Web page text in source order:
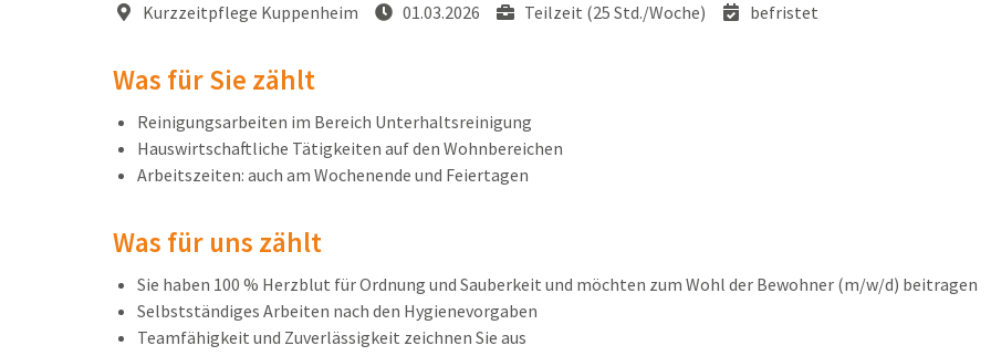
Kurzzeitpflege Kuppenheim 01.03.2026 Teilzeit (25 Std./Woche) befristet
Was für Sie zählt
Reinigungsarbeiten im Bereich Unterhaltsreinigung
Hauswirtschaftliche Tätigkeiten auf den Wohnbereichen
Arbeitszeiten: auch am Wochenende und Feiertagen
Was für uns zählt
Sie haben 100 % Herzblut für Ordnung und Sauberkeit und möchten zum Wohl der Bewohner (m/w/d) beitragen
Selbstständiges Arbeiten nach den Hygienevorgaben
Teamfähigkeit und Zuverlässigkeit zeichnen Sie aus